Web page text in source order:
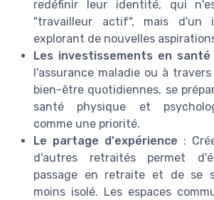
redéfinir leur identité, qui
"travailleur actif", mais d'un
explorant de nouvelles
Les investissements en santé
l'assurance maladie ou à
bien-être quotidiennes, se
santé physique et
comme une priorité.
Le partage d'expérience :
d'autres retraités permet
passage en retraite et de se
moins isolé. Les espaces